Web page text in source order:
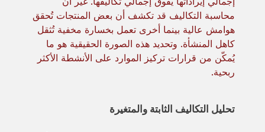
محاسبة التكاليف قد تكشف أن بعض المنتجات تُحقق
هوامش عالية بينما أخرى تعمل بخسارة مخفية تُثقل
كاهل المنشأة. وتحديد هذه الصورة الحقيقية هو ما
يُمكّن من قرارات تركيز الموارد على الأنشطة الأكثر
ربحية.
تحليل التكاليف الثابتة والمتغيرة